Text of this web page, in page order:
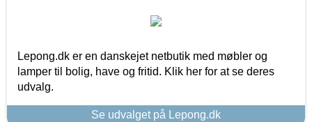
Lepong.dk er en danskejet netbutik med møbler og
lamper til bolig, have og fritid. Klik her for at se deres
udvalg.
Se udvalget på Lepong.dk